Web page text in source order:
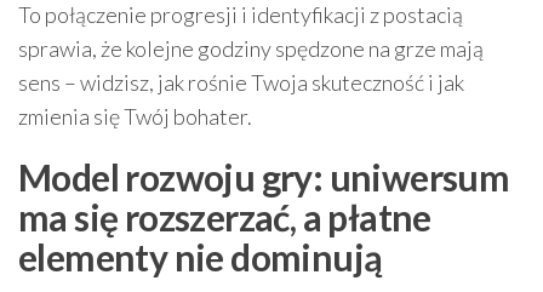
To połączenie progresji i identyfikacji z postacią
sprawia, że kolejne godziny spędzone na grze mają
sens – widzisz, jak rośnie Twoja skuteczność i jak
zmienia się Twój bohater.
Model rozwoju gry: uniwersum
ma się rozszerzać, a płatne
elementy nie dominują